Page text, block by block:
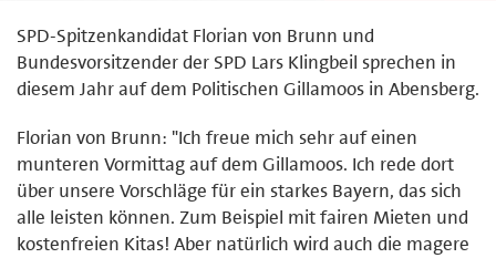
SPD-Spitzenkandidat Florian von Brunn und
Bundesvorsitzender der SPD Lars Klingbeil sprechen in
diesem Jahr auf dem Politischen Gillamoos in Abensberg.
Florian von Brunn: "Ich freue mich sehr auf einen
munteren Vormittag auf dem Gillamoos. Ich rede dort
über unsere Vorschläge für ein starkes Bayern, das sich
alle leisten können. Zum Beispiel mit fairen Mieten und
kostenfreien Kitas! Aber natürlich wird auch die magere